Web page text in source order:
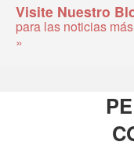
Visite Nuestro
para las noticias
»